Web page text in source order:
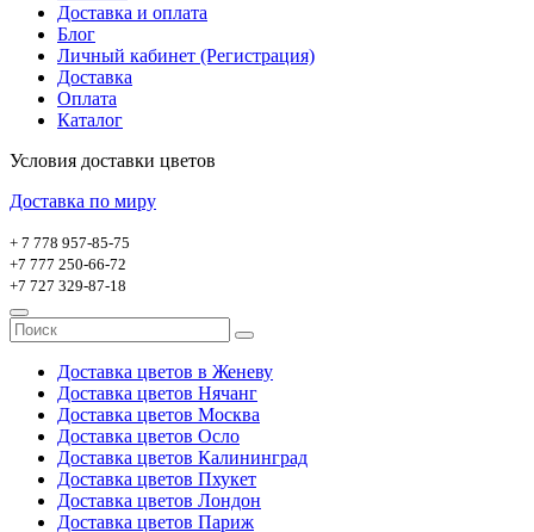
Доставка и оплата
Блог
Личный кабинет (Регистрация)
Доставка
Оплата
Каталог
Условия доставки цветов
Доставка по миру
+ 7 778 957-85-75
+7 777 250-66-72
+7 727 329-87-18
Доставка цветов в Женеву
Доставка цветов Нячанг
Доставка цветов Москва
Доставка цветов Осло
Доставка цветов Калининград
Доставка цветов Пхукет
Доставка цветов Лондон
Доставка цветов Париж